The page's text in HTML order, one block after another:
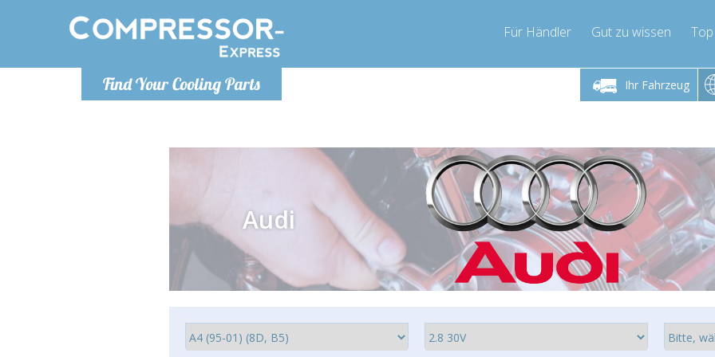
Find Your Cooling Parts
Für Händler Gut zu wissen
Ihr Fahrzeug
Montag bis Freitag 9-17 Uhr Montag bis Freitag 9-17 Uhr
info@compressor-express.de
Montag bis
Audi